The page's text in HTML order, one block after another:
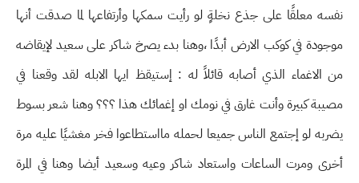
نفسه معلقًا على جذع نخلةٍ لو رأيت سمكها وأرتفاعها لما صدقت أنها
موجودة في كوكب الارض أبدًا ،وهنا بدء يصرخ شاكر على سعيد لإيقاضه
من الاغماء الذي أصابه قائلاً له : إستيقظ ايها الابله لقد وقعنا في
مصيبة كبيرة وأنت غارق في نومك او إغمائك هذا ؟؟؟ وهنا شعر بسوط
يضربه لو إجتمع الناس جميعا لحمله مااستطاعوا فخر مغشيًا عليه مرة
أخرى ومرت الساعات واستعاد شاكر وعيه وسعيد أيضا وهنا في المرة